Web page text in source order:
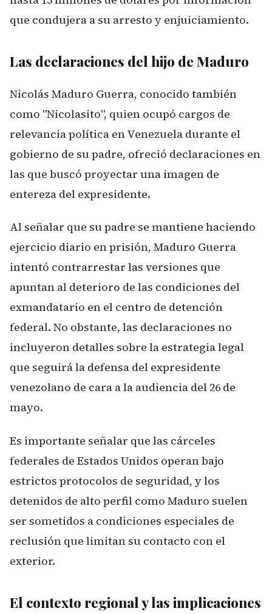
que condujera a su arresto y enjuiciamiento.
Las declaraciones del hijo de Maduro
Nicolás Maduro Guerra, conocido también
como "Nicolasito", quien ocupó cargos de
relevancia política en Venezuela durante el
gobierno de su padre, ofreció declaraciones en
las que buscó proyectar una imagen de
entereza del expresidente.
Al señalar que su padre se mantiene haciendo
ejercicio diario en prisión, Maduro Guerra
intentó contrarrestar las versiones que
apuntan al deterioro de las condiciones del
exmandatario en el centro de detención
federal. No obstante, las declaraciones no
incluyeron detalles sobre la estrategia legal
que seguirá la defensa del expresidente
venezolano de cara a la audiencia del 26 de
mayo.
Es importante señalar que las cárceles
federales de Estados Unidos operan bajo
estrictos protocolos de seguridad, y los
detenidos de alto perfil como Maduro suelen
ser sometidos a condiciones especiales de
reclusión que limitan su contacto con el
exterior.
El contexto regional y las implicaciones